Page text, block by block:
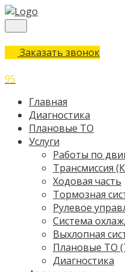
Заказать звонок
95
Главная
Диагностика
Плановые ТО
Услуги
Работы по
Трансмиссия
Ходовая часть
Тормозная
Рулевое
Система
Выхлопная
Плановые ТО
Диагностика